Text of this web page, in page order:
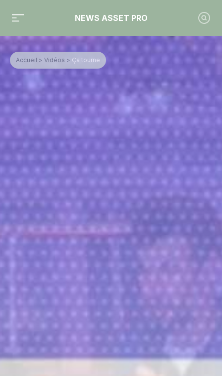
NEWS ASSET PRO
Accueil > Vidéos > Ça tourne